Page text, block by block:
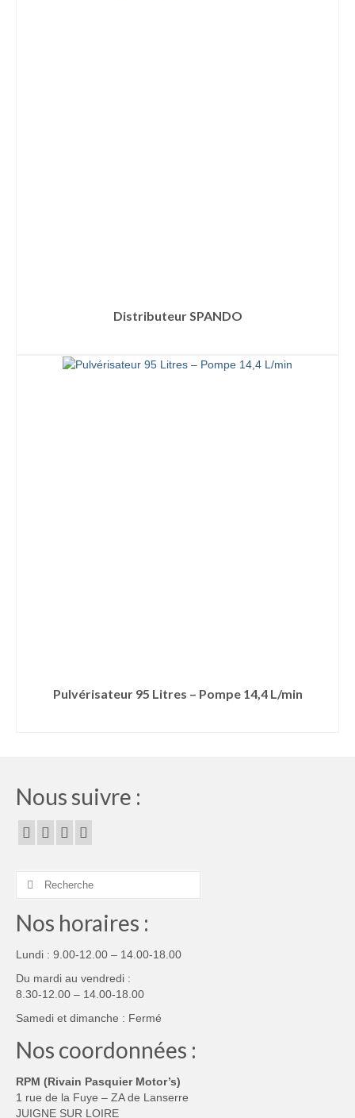
Distributeur SPANDO
Pulvérisateur 95 Litres – Pompe 14,4 L/min
Nous suivre :
Rechercher :
Nos horaires :
Lundi : 9.00-12.00 – 14.00-18.00
Du mardi au vendredi :
8.30-12.00 – 14.00-18.00
Samedi et dimanche : Fermé
Nos coordonnées :
RPM (Rivain Pasquier Motor’s)
1 rue de la Fuye – ZA de Lanserre
JUIGNE SUR LOIRE